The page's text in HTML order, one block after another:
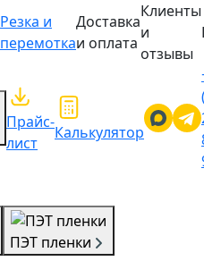
Резка и
перемотка
Доставка
и оплата
Клиенты
и
отзывы
Прайс-
лист
Калькулятор
ПЭТ пленки